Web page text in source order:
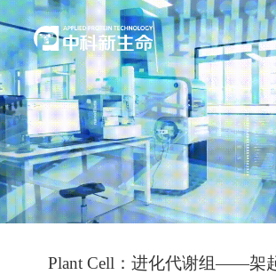
Plant Cell：进化代谢组——架